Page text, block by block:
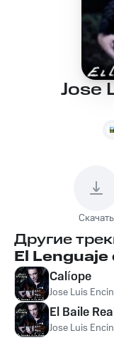
Jose
Скачать
Другие
El Lenguaje
Calíope
Jose Luis
El Baile
Jose Luis